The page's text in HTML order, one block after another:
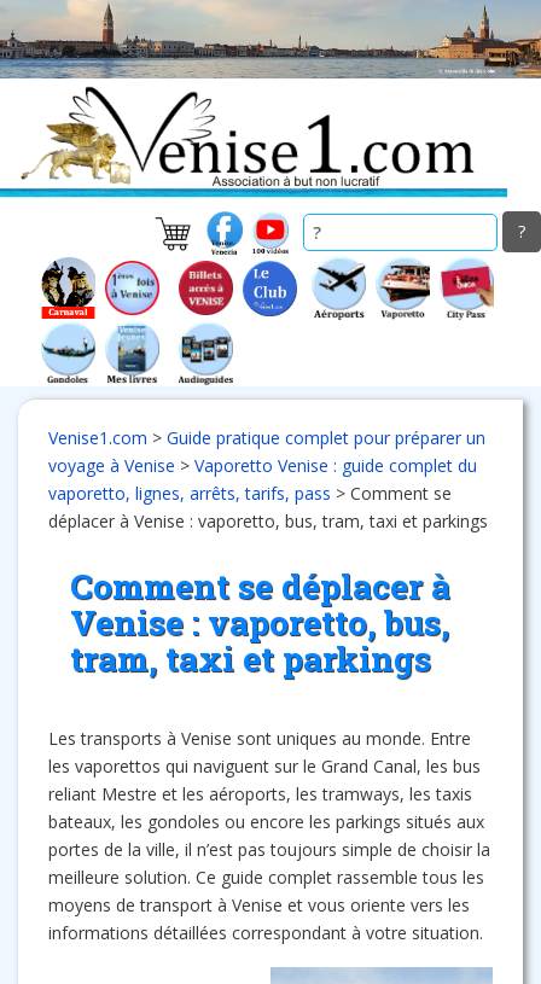
to
main
Venise1.com > Guide pratique complet pour préparer un
voyage à Venise > Vaporetto Venise : guide complet du
vaporetto, lignes, arrêts, tarifs, pass > Comment se
déplacer à Venise : vaporetto, bus, tram, taxi et parkings
Comment se déplacer à
Venise : vaporetto, bus,
tram, taxi et parkings
Les transports à Venise sont uniques au monde. Entre
les vaporettos qui naviguent sur le Grand Canal, les bus
reliant Mestre et les aéroports, les tramways, les taxis
bateaux, les gondoles ou encore les parkings situés aux
portes de la ville, il n’est pas toujours simple de choisir la
meilleure solution. Ce guide complet rassemble tous les
moyens de transport à Venise et vous oriente vers les
informations détaillées correspondant à votre situation.